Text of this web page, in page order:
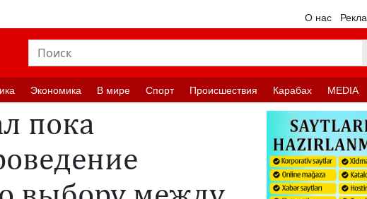
О нас
Экономика В мире Спорт Происшествия Карабах MEDIA
пока